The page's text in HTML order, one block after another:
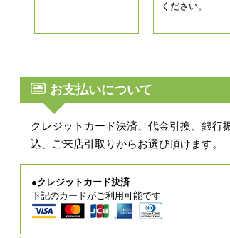
ください。
お支払いについて
クレジットカード決済、代金引換、銀行
込、ご来店引取りからお選び頂けます。
●クレジットカード決済
下記のカードがご利用可能です